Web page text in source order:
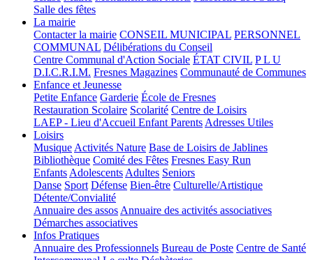
Salle des fêtes
La mairie
Contacter la mairie CONSEIL MUNICIPAL PERSONNEL
COMMUNAL Délibérations du Conseil
Centre Communal d'Action Sociale ÉTAT CIVIL P L U
D.I.C.R.I.M. Fresnes Magazines Communauté de Communes
Enfance et Jeunesse
Petite Enfance Garderie École de Fresnes
Restauration Scolaire Scolarité Centre de Loisirs
LAEP - Lieu d'Accueil Enfant ParentsAdresses Utiles
Loisirs
MusiqueActivités Nature Base de Loisirs de Jablines
Bibliothèque Comité des Fêtes Fresnes Easy Run
EnfantsAdolescentsAdultes Seniors
Danse Sport Défense Bien-être Culturelle/Artistique
Détente/Convialité
Annuaire des assosAnnuaire des activités associatives
Démarches associatives
Infos Pratiques
Annuaire des Professionnels Bureau de Poste Centre de Santé